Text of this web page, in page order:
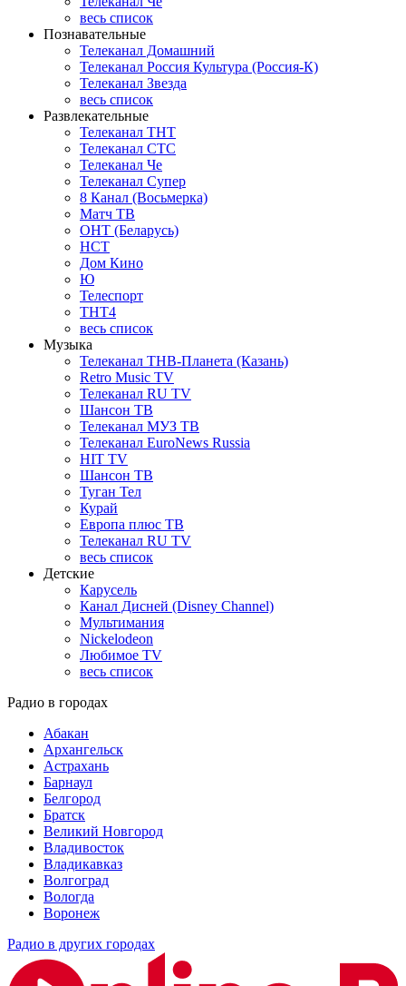
весь список
Познавательные
Телеканал Домашний
Телеканал Россия Культура (Россия-К)
Телеканал Звезда
весь список
Развлекательные
Телеканал ТНТ
Телеканал СТС
Телеканал Че
Телеканал Супер
8 Канал (Восьмерка)
Матч ТВ
ОНТ (Беларусь)
НСТ
Дом Кино
Ю
Телеспорт
ТНТ4
весь список
Музыка
Телеканал ТНВ-Планета (Казань)
Retro Music TV
Телеканал RU TV
Шансон ТВ
Телеканал МУЗ ТВ
Телеканал EuroNews Russia
HIT TV
Шансон ТВ
Туган Тел
Курай
Европа плюс ТВ
Телеканал RU TV
весь список
Детские
Карусель
Канал Дисней (Disney Channel)
Мультимания
Nickelodeon
Любимое TV
весь список
Радио в городах
Абакан
Архангельск
Астрахань
Барнаул
Белгород
Братск
Великий Новгород
Владивосток
Владикавказ
Волгоград
Вологда
Воронеж
Радио в других городах